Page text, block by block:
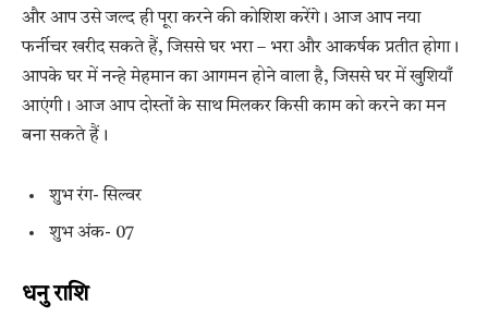
और आप उसे जल्द ही पूरा करने की कोशिश करेंगे। आज आप नया
फर्नीचर खरीद सकते हैं, जिससे घर भरा – भरा और आकर्षक प्रतीत होगा।
आपके घर में नन्हे मेहमान का आगमन होने वाला है, जिससे घर में खुशियाँ
आएंगी। आज आप दोस्तों के साथ मिलकर किसी काम को करने का मन
बना सकते हैं।
शुभ रंग- सिल्वर
शुभ अंक- 07
धनु राशि